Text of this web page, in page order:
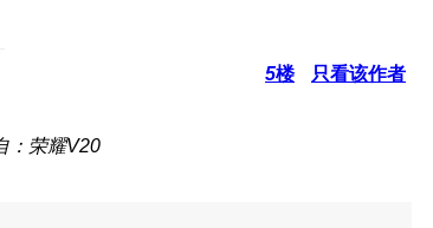
5楼 只看该作者
：荣耀V20